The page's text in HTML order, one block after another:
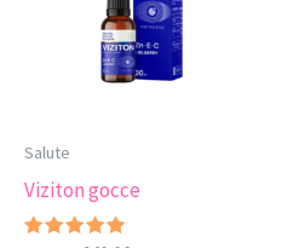
Salute
Viziton gocce